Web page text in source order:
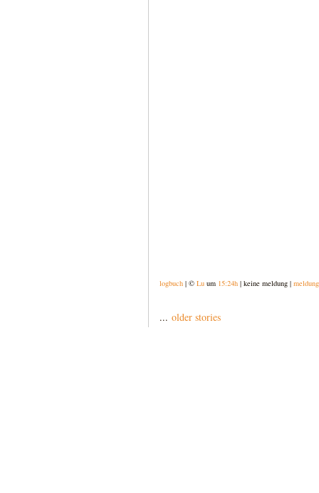
logbuch | © Lu um 15:24h | keine meldung |
... older stories